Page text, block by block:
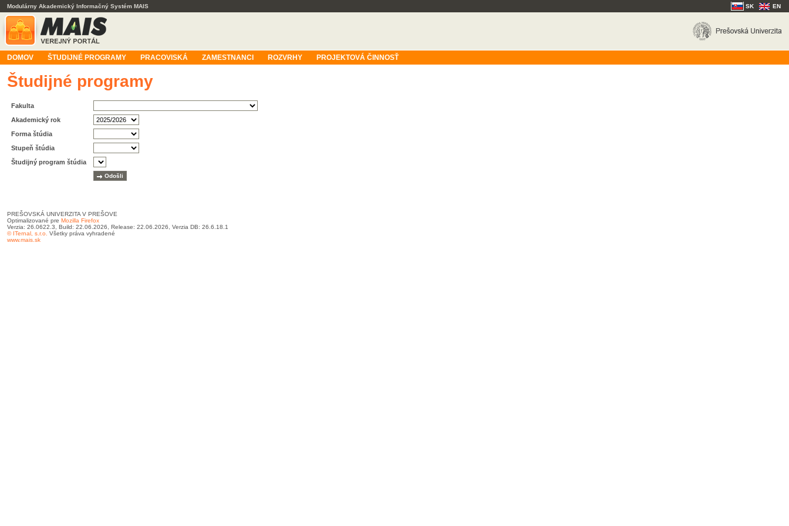
Modulárny Akademický Informačný Systém MAIS SK EN
DOMOV ŠTUDIJNÉ PROGRAMY PRACOVISKÁ ZAMESTNANCI ROZVRHY PROJEKTOVÁ ČINNOSŤ
Študijné programy
Fakulta
Akademický rok
Forma štúdia
Stupeň štúdia
Študijný program štúdia
PREŠOVSKÁ UNIVERZITA V PREŠOVE
Optimalizované pre Mozilla Firefox
Verzia: 26.0622.3, Build: 22.06.2026, Release: 22.06.2026, Verzia DB: 26.6.18.1
© ITernal, s.r.o. Všetky práva vyhradené
www.mais.sk